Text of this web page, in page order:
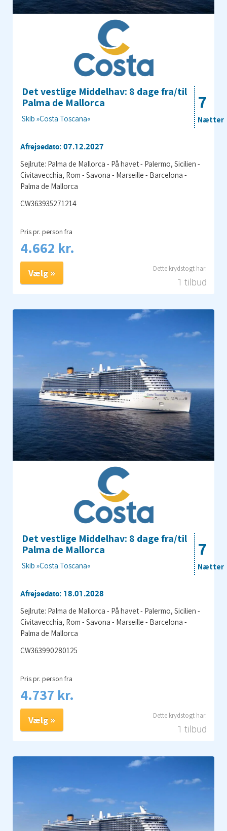
7
Nætter
Det vestlige Middelhav: 8 dage fra/til
Palma de Mallorca
Skib »Costa Toscana«
Afrejsedato: 07.12.2027
Sejlrute: Palma de Mallorca - På havet - Palermo, Sicilien -
Civitavecchia, Rom - Savona - Marseille - Barcelona -
Palma de Mallorca
CW363935271214
Pris pr. person fra
4.662 kr.
1 tilbud
Vælg
7
Nætter
Det vestlige Middelhav: 8 dage fra/til
Palma de Mallorca
Skib »Costa Toscana«
Afrejsedato: 18.01.2028
Sejlrute: Palma de Mallorca - På havet - Palermo, Sicilien -
Civitavecchia, Rom - Savona - Marseille - Barcelona -
Palma de Mallorca
CW363990280125
Pris pr. person fra
4.737 kr.
1 tilbud
Vælg